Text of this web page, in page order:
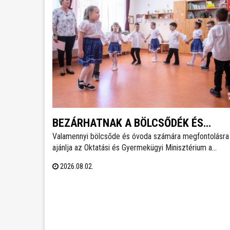
BEZÁRHATNAK A BÖLCSŐDÉK ÉS
ÓVODÁK
Valamennyi bölcsőde és óvoda számára megfontolásra
ajánlja az Oktatási és Gyermekügyi Minisztérium a
tájékoztatott Lannert Judit oktatási és gyermekügyi
2026.08.02.